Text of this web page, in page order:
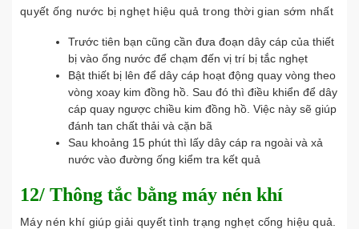
quyết ống nước bị nghẹt hiệu quả trong thời gian sớm nhất
Trước tiên bạn cũng cần đưa đoạn dây cáp của thiết
bị vào ống nước để chạm đến vị trí bị tắc nghẹt
Bật thiết bị lên để dây cáp hoạt động quay vòng theo
vòng xoay kim đồng hồ. Sau đó thì điều khiển để dây
cáp quay ngược chiều kim đồng hồ. Việc này sẽ giúp
đánh tan chất thải và cặn bã
Sau khoảng 15 phút thì lấy dây cáp ra ngoài và xả
nước vào đường ống kiểm tra kết quả
12/ Thông tắc bằng máy nén khí
Máy nén khí giúp giải quyết tình trạng nghẹt cống hiệu quả.